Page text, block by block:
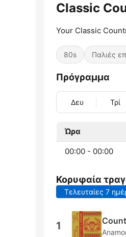
Classic
Your Classic
80s Παλιές
Πρόγραμμα
Δευ Τρί
Ώρα
00:00 - 00:00
Κορυφαία
Τελευταίες 7
1